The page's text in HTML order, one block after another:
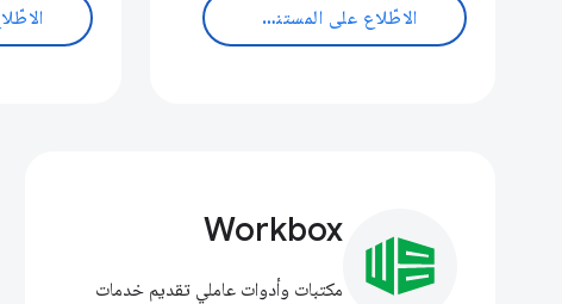
الاطّلاع على المستندات
Workbox
مكتبات وأدوات عاملي تقديم خدمات